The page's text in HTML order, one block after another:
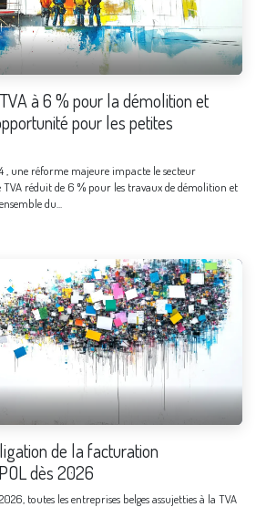
à 6 % pour la démolition et
pour les petites
, une réforme majeure impacte le secteur
réduit de 6 % pour les travaux de démolition et
du...
de la facturation
dès 2026
toutes les entreprises belges assujetties à la TVA